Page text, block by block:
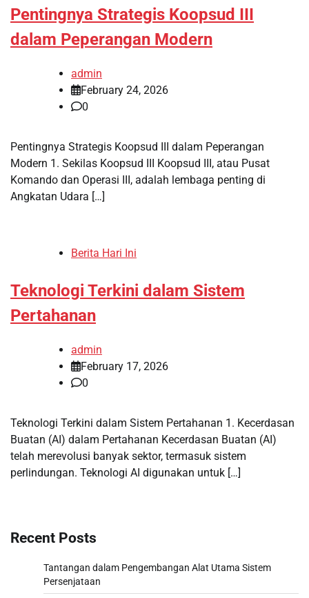
Pentingnya Strategis Koopsud III
dalam Peperangan Modern
admin
February 24, 2026
0
Pentingnya Strategis Koopsud III dalam Peperangan
Modern 1. Sekilas Koopsud III Koopsud III, atau Pusat
Komando dan Operasi III, adalah lembaga penting di
Angkatan Udara […]
Berita Hari Ini
Teknologi Terkini dalam Sistem
Pertahanan
admin
February 17, 2026
0
Teknologi Terkini dalam Sistem Pertahanan 1. Kecerdasan
Buatan (AI) dalam Pertahanan Kecerdasan Buatan (AI)
telah merevolusi banyak sektor, termasuk sistem
perlindungan. Teknologi AI digunakan untuk […]
Recent Posts
Tantangan dalam Pengembangan Alat Utama Sistem
Persenjataan